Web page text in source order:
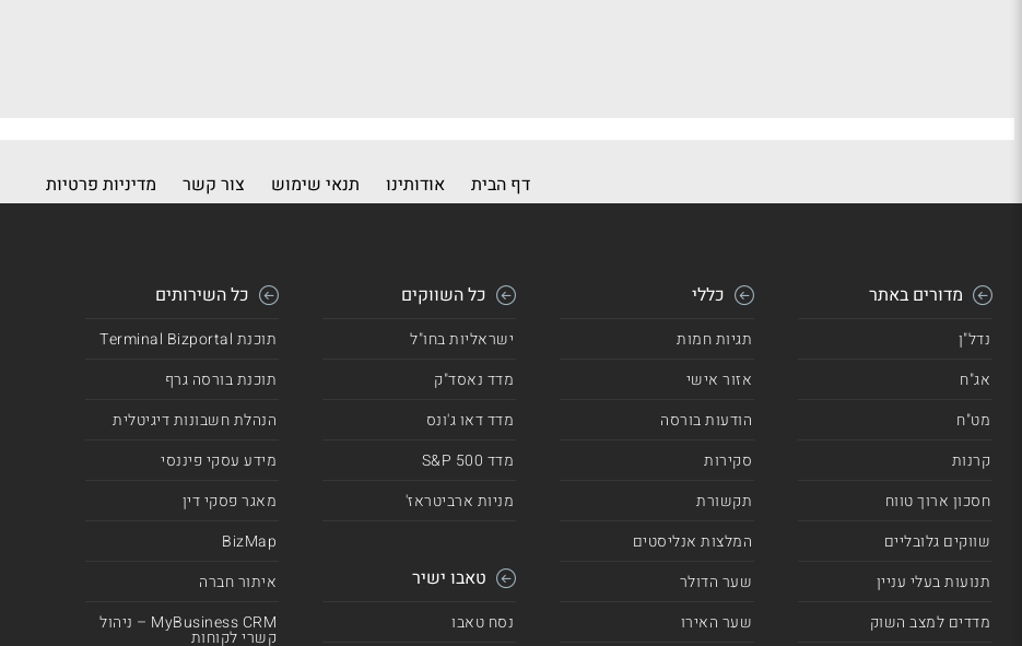
דף הבית אודותינו תנאי שימוש צור קשר מדיניות פרטיות
מדורים באתר
נדל"ן
אג"ח
מט"ח
קרנות
חסכון ארוך טווח
שווקים גלובליים
תנועות בעלי עניין
מדדים למצב השוק
כללי
תגיות חמות
אזור אישי
הודעות בורסה
סקירות
תקשורת
המלצות אנליסטים
שער הדולר
שער האירו
כל השווקים
ישראליות בחו"ל
מדד נאסד"ק
מדד דאו ג'ונס
מדד 500 S&P
מניות ארביטראז'
טאבו ישיר
נסח טאבו
כל השירותים
תוכנת Terminal Bizportal
תוכנת בורסה גרף
הנהלת חשבונות דיגיטלית
מידע עסקי פיננסי
מאגר פסקי דין
BizMap
איתור חברה
MyBusiness CRM – ניהול
קשרי לקוחות